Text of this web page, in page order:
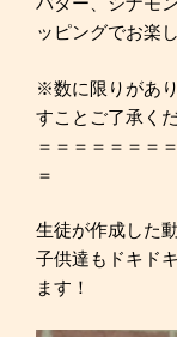
バター、シナモ
ッピングでお楽
※数に限りがあ
すことご了承く
＝＝＝＝＝＝＝
＝
生徒が作成した
子供達もドキド
ます！